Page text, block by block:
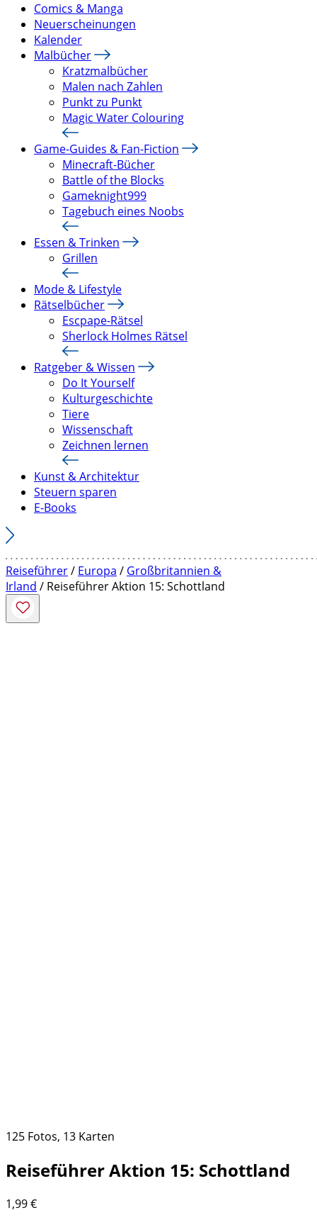
Comics & Manga
Neuerscheinungen
Kalender
Malbücher
Kratzmalbücher
Malen nach Zahlen
Punkt zu Punkt
Magic Water Colouring
Game-Guides & Fan-Fiction
Minecraft-Bücher
Battle of the Blocks
Gameknight999
Tagebuch eines Noobs
Essen & Trinken
Grillen
Mode & Lifestyle
Rätselbücher
Escpape-Rätsel
Sherlock Holmes Rätsel
Ratgeber & Wissen
Do It Yourself
Kulturgeschichte
Tiere
Wissenschaft
Zeichnen lernen
Kunst & Architektur
Steuern sparen
E-Books
Reiseführer/ Europa / Großbritannien &
Irland / Reiseführer Aktion 15: Schottland
125 Fotos, 13 Karten
Reiseführer Aktion 15: Schottland
1,99€